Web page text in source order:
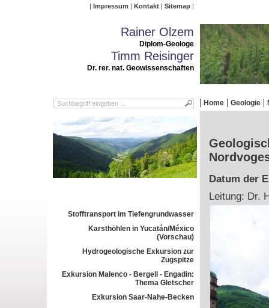
Impressum Kontakt Sitemap
Rainer Olzem
Diplom-Geologe
Timm Reisinger
Dr. rer. nat. Geowissenschaften
Home Geologie
Stofftransport im Tiefengrundwasser
Karsthöhlen in Yucatán/México
(Vorschau)
Hydrogeologische Exkursion zur
Zugspitze
Exkursion Malenco - Bergell - Engadin:
Thema Gletscher
Exkursion Saar-Nahe-Becken
Datum der
Leitung: Dr.